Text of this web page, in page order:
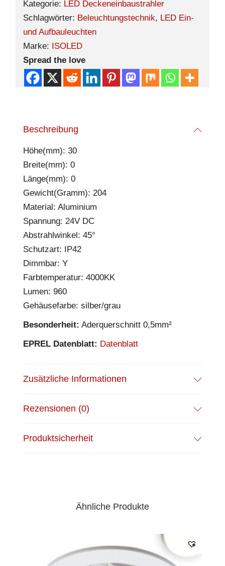
Kategorie: LED Deckeneinbaustrahler
Schlagwörter: Beleuchtungstechnik, LED Ein-
und Aufbauleuchten
Marke: ISOLED
Spread the love
Beschreibung
Höhe(mm): 30
Breite(mm): 0
Länge(mm): 0
Gewicht(Gramm): 204
Material: Aluminium
Spannung: 24V DC
Abstrahlwinkel: 45°
Schutzart: IP42
Dimmbar: Y
Farbtemperatur: 4000KK
Lumen: 960
Gehäusefarbe: silber/grau
Besonderheit: Aderquerschnitt 0,5mm²
EPREL Datenblatt: Datenblatt
Zusätzliche Informationen
Rezensionen (0)
Produktsicherheit
Ähnliche Produkte